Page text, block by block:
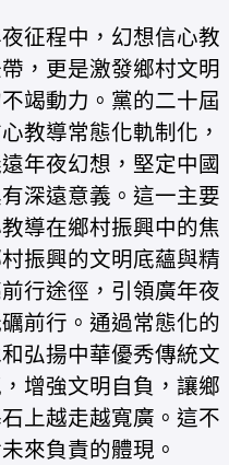
征程中，幻想信心教
，更是激發鄉村文明
竭動力。黨的二十屆
教導常態化軌制化，
年夜幻想，堅定中國
深遠意義。這一主要
導在鄉村振興中的焦
振興的文明底蘊與精
行途徑，引領廣年夜
前行。通過常態化的
弘揚中華優秀傳統文
增強文明自負，讓鄉
上越走越寬廣。這不
來負責的體現。